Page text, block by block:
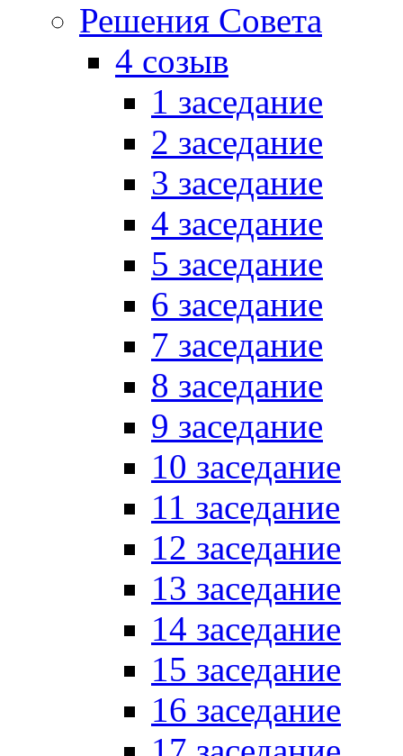
Решения Совета
4 созыв
1 заседание
2 заседание
3 заседание
4 заседание
5 заседание
6 заседание
7 заседание
8 заседание
9 заседание
10 заседание
11 заседание
12 заседание
13 заседание
14 заседание
15 заседание
16 заседание